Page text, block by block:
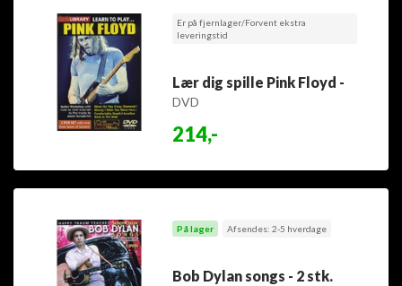
Er på fjernlager/Forvent ekstra
leveringstid
Lær dig spille Pink Floyd -
DVD
214,-
På lager Afsendes: 2-5 hverdage
Bob Dylan songs - 2 stk.